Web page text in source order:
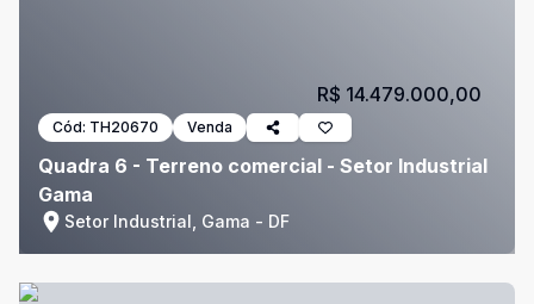
Cód: TH20670 Venda
Quadra 6 - Terreno comercial - Setor Industrial
Gama
Setor Industrial, Gama - DF
R$ 14.479.000,00